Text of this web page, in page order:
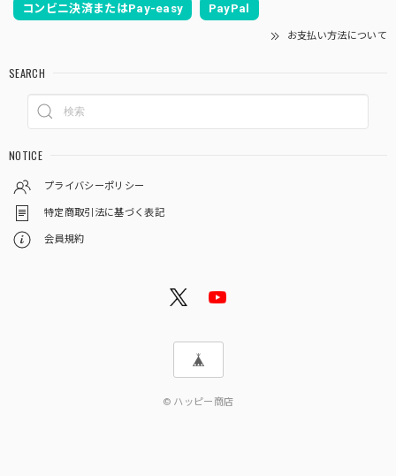
コンビニ決済またはPay-easy PayPal
お支払い方法について
SEARCH
NOTICE
プライバシーポリシー
特定商取引法に基づく表記
会員規約
© ハッピー商店